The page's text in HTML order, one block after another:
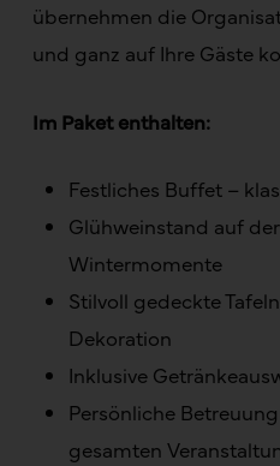
übernehmen die
und ganz auf Ihre Gäste
Im Paket enthalten:
Festliches Buffet –
Glühweinstand auf
Wintermomente
Stilvoll gedeckte
Dekoration
Inklusive
Persönliche
gesamten